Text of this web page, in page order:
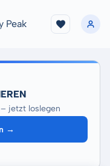
Peak
jetzt loslegen
→